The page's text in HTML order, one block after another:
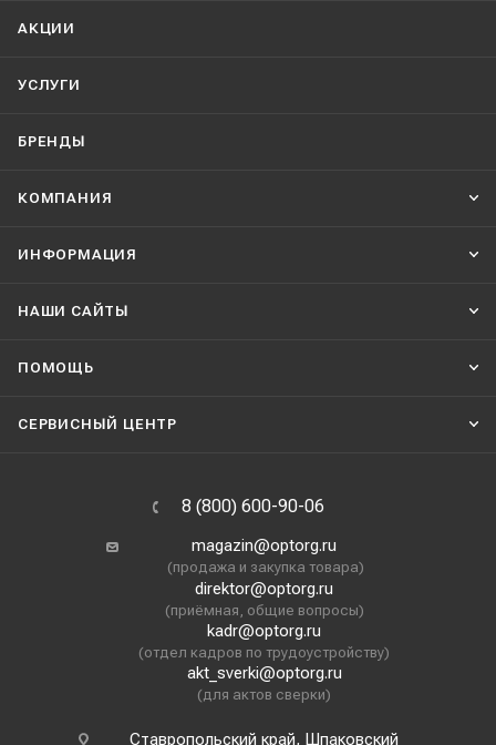
АКЦИИ
УСЛУГИ
БРЕНДЫ
КОМПАНИЯ
ИНФОРМАЦИЯ
НАШИ CАЙТЫ
ПОМОЩЬ
СЕРВИСНЫЙ ЦЕНТР
8 (800) 600-90-06
magazin@optorg.ru
(продажа и закупка товара)
direktor@optorg.ru
(приёмная, общие вопросы)
kadr@optorg.ru
(отдел кадров по трудоустройству)
akt_sverki@optorg.ru
(для актов сверки)
Ставропольский край, Шпаковский